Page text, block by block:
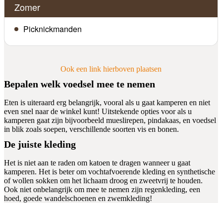
Zomer
Picknickmanden
Ook een link hierboven plaatsen
Bepalen welk voedsel mee te nemen
Eten is uiteraard erg belangrijk, vooral als u gaat kamperen en niet
even snel naar de winkel kunt! Uitstekende opties voor als u
kamperen gaat zijn bijvoorbeeld mueslirepen, pindakaas, en voedsel
in blik zoals soepen, verschillende soorten vis en bonen.
De juiste kleding
Het is niet aan te raden om katoen te dragen wanneer u gaat
kamperen. Het is beter om vochtafvoerende kleding en synthetische
of wollen sokken om het lichaam droog en zweetvrij te houden.
Ook niet onbelangrijk om mee te nemen zijn regenkleding, een
hoed, goede wandelschoenen en zwemkleding!